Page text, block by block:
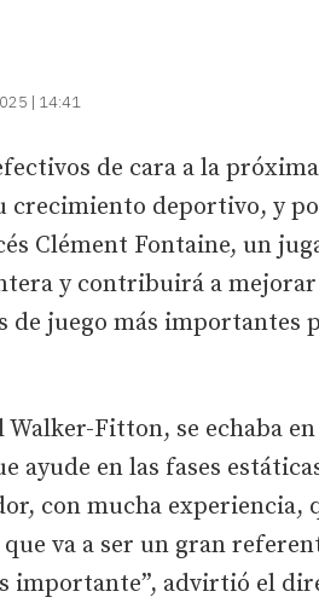
| 14:41
de cara a la
crecimiento deportivo, y
Clément Fontaine, un
y contribuirá a mejorar
de juego más importantes
Fitton, se echaba
ayude en las fases
con mucha experiencia,
va a ser un gran
importante”, advirtió el